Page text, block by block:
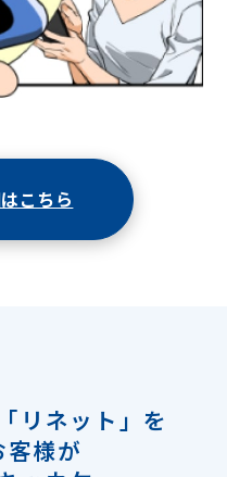
こちら
リネット」を
様が